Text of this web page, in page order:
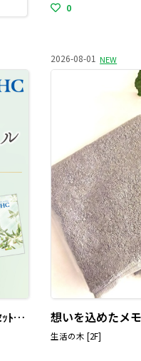
0
「DHC直営店 ｵﾘｰﾌﾞﾊﾞｰｼﾞﾝｵｲﾙｽﾍﾟｼｬﾙｾｯﾄ発売」
2026-08-01 NEW
想いを込めたメ
生活の木 [2F]